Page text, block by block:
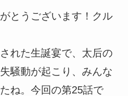
とうございます！クル
れた生誕宴で、太后の
騒動が起こり、みんな
ね。今回の第25話で